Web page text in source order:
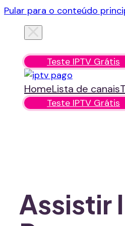
Pular para o conteúdo
Teste IPTV Grátis
HomeLista de canais
Teste IPTV Grátis
Assistir